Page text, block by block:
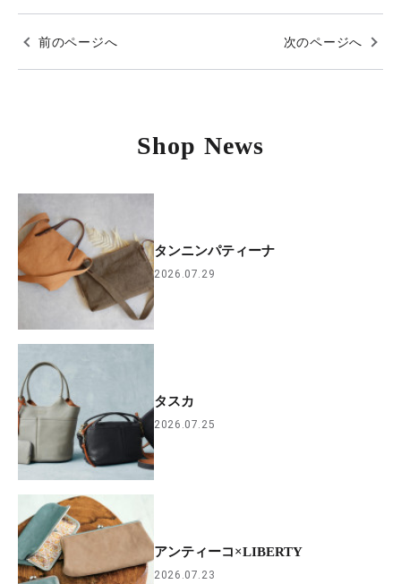
前のページへ 次のページへ
Shop News
タンニンパティーナ
2026.07.29
タスカ
2026.07.25
アンティーコ×LIBERTY
2026.07.23